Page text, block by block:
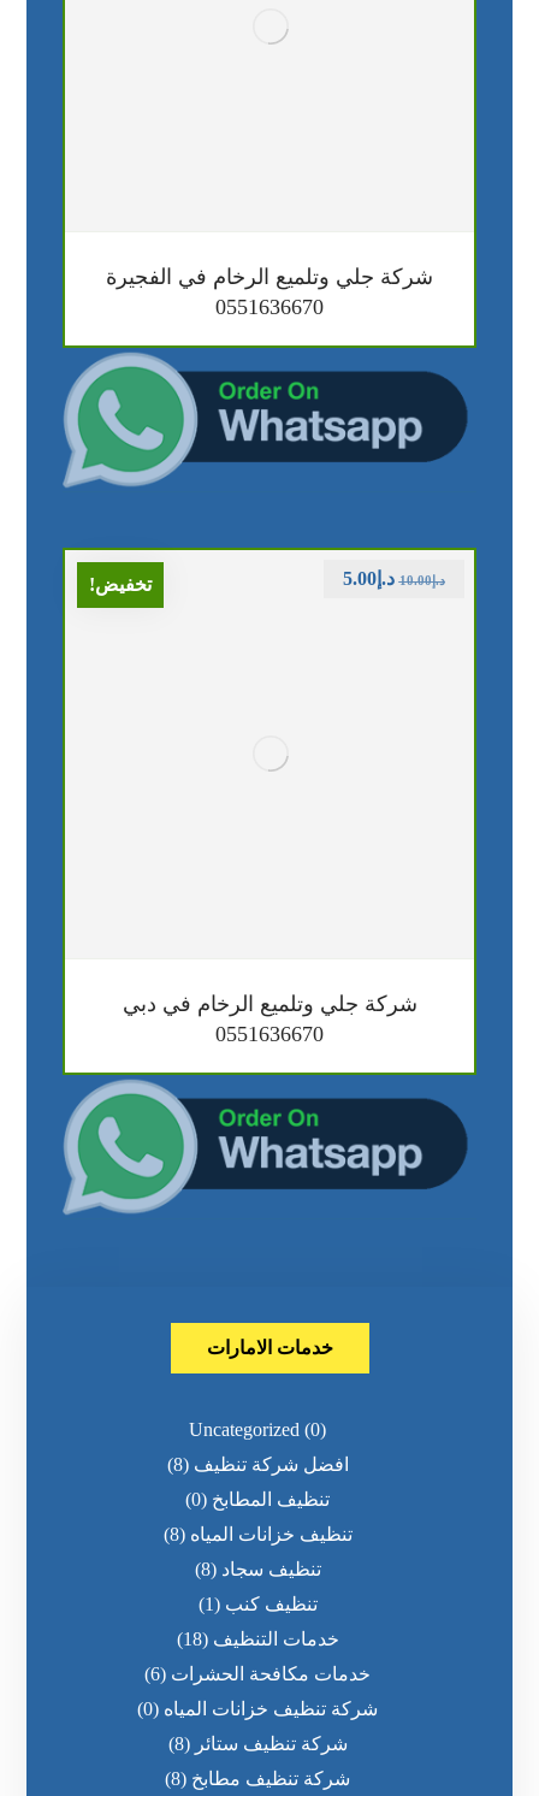
شركة جلي وتلميع الرخام في الفجيرة
0551636670
تخفيض!
شركة جلي وتلميع الرخام في دبي
0551636670
د.إ10.00 د.إ5.00
خدمات الامارات
Uncategorized (0)
افضل شركة تنظيف (8)
تنظيف المطابخ (0)
تنظيف خزانات المياه (8)
تنظيف سجاد (8)
تنظيف كنب (1)
خدمات التنظيف (18)
خدمات مكافحة الحشرات (6)
شركة تنظيف خزانات المياه (0)
شركة تنظيف ستائر (8)
شركة تنظيف مطابخ (8)